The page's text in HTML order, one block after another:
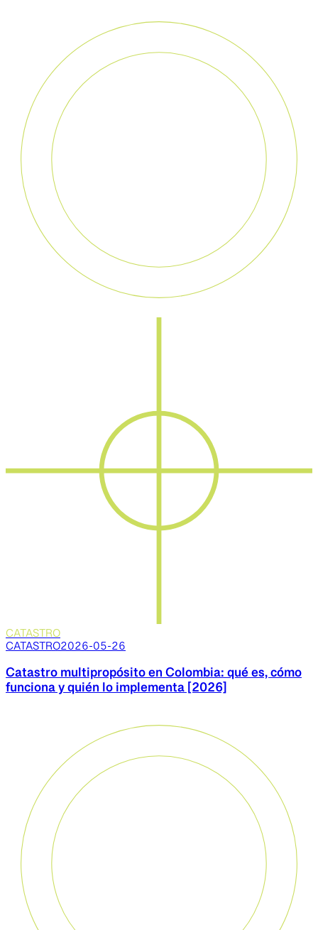
CATASTRO
CATASTRO2026-05-26
Catastro multipropósito en Colombia: qué es, cómo
funciona y quién lo implementa [2026]